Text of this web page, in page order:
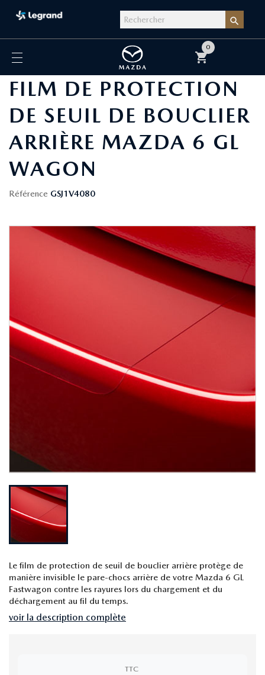

shopping_cart
0
FILM DE PROTECTION
DE SEUIL DE BOUCLIER
ARRIÈRE MAZDA 6 GL
WAGON
Référence GSJ1V4080
Le film de protection de seuil de bouclier arrière protège de
manière invisible le pare-chocs arrière de votre Mazda 6 GL
Fastwagon contre les rayures lors du chargement et du
déchargement au fil du temps.
voir la description complète
TTC